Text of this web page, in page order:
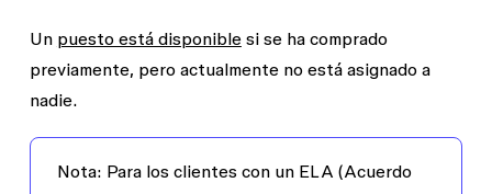
Un puesto está disponiblesi se ha comprado
previamente, pero actualmente no está asignado a
nadie.
Nota: Para los clientes con un ELA (Acuerdo